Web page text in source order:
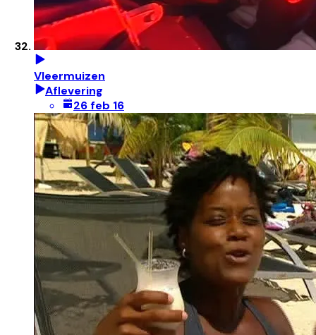
Vleermuizen
Aflevering
26 feb 16